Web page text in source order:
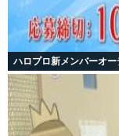
ハロプロ新メンバー